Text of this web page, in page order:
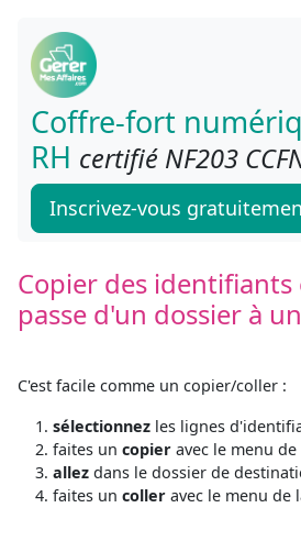
Coffre-fort
RH certifié NF203
Inscrivez-vous
Copier des
passe d'un dossier à
C'est facile comme un copier/coller :
sélectionnez les lignes
faites un copier avec le menu
allez dans le dossier de
faites un coller avec le menu de